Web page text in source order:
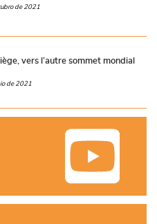
de 2021
vers l’autre sommet mondial
de 2021